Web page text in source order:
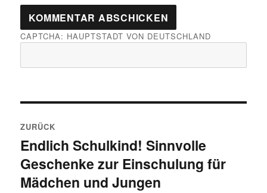
CAPTCHA: HAUPTSTADT VON DEUTSCHLAND
ZURÜCK
Vorheriger Beitrag:
Endlich Schulkind! Sinnvolle
Geschenke zur Einschulung für
Mädchen und Jungen